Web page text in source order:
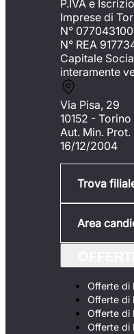
P.IVA e
Imprese di
N°
N° REA
Capitale
interamente
Via Pisa, 29
10152 - Torino
Aut. Min. Prot.
16/12/2004
Trova
Area
Offerte di
Offerte di
Offerte di
Offerte di